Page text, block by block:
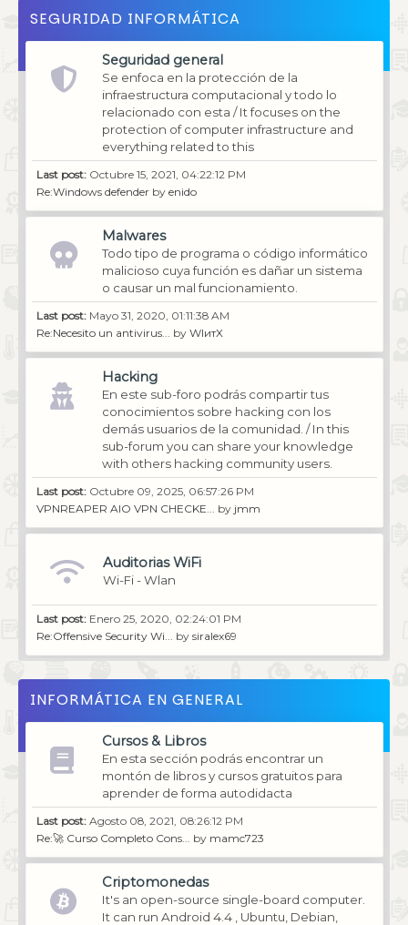
SEGURIDAD INFORMÁTICA
Seguridad general
Se enfoca en la protección de la
infraestructura computacional y todo lo
relacionado con esta / It focuses on the
protection of computer infrastructure and
everything related to this
Last post: Octubre 15, 2021, 04:22:12 PM
Re:Windows defenderby enido
Malwares
Todo tipo de programa o código informático
malicioso cuya función es dañar un sistema
o causar un mal funcionamiento.
Last post: Mayo 31, 2020, 01:11:38 AM
Re:Necesito un antivirus...
by WIитX
Hacking
En este sub-foro podrás compartir tus
conocimientos sobre hacking con los
demás usuarios de la comunidad. / In this
sub-forum you can share your knowledge
with others hacking community users.
Last post: Octubre 09, 2025, 06:57:26 PM
VPNREAPER AIO VPN CHECKE...
by jmm
Auditorias WiFi
Wi-Fi - Wlan
Last post: Enero 25, 2020, 02:24:01 PM
Re:Offensive Security Wi...
by siralex69
INFORMÁTICA EN GENERAL
Cursos & Libros
En esta sección podrás encontrar un
montón de libros y cursos gratuitos para
aprender de forma autodidacta
Last post: Agosto 08, 2021, 08:26:12 PM
Re:🚀 Curso Completo Cons...
by mamc723
Criptomonedas
It's an open-source single-board computer.
It can run Android 4.4 , Ubuntu, Debian,